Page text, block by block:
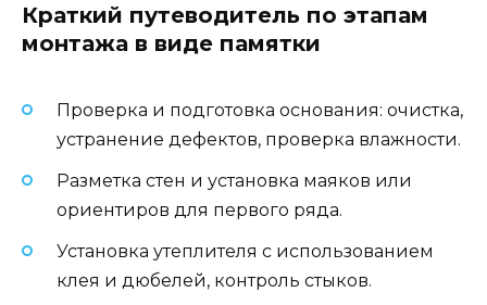
Краткий путеводитель по этапам
монтажа в виде памятки
Проверка и подготовка основания: очистка,
устранение дефектов, проверка влажности.
Разметка стен и установка маяков или
ориентиров для первого ряда.
Установка утеплителя с использованием
клея и дюбелей, контроль стыков.